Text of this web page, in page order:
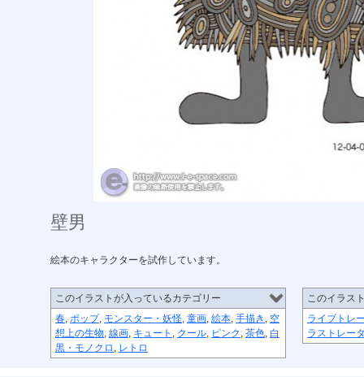
壁男
絵本のキャラクターを試作しています。
このイラストが入っているカテゴリー
春, ポップ, モンスター・妖怪, 童画, 絵本, 手描き , 空
想上の生物, 線画, キュート , クール, ピンク , 茶色, 白
黒・モノクロ , レトロ
このイラス
ライブトレ
ラストレー